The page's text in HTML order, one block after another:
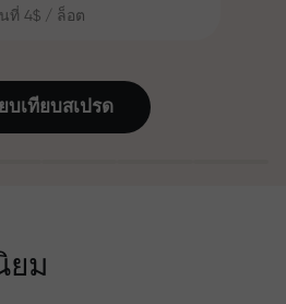
ที่ 4$ / ล็อต
MacBook
ยงแค่ฝากเงิน
บประกันกำไรเพิ่ม
บเทียบสเปรด
ยม